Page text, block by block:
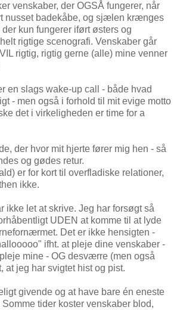
venskaber, der OGSÅ fungerer, når
nusset badekåbe, og sjælen krænges
kun fungerer iført østers og
rigtige scenografi. Venskaber går
rigtig, rigtig gerne (alle) mine venner
en slags wake-up call - både hvad
- men også i forhold til mit evige motto
det i virkeligheden er time for a
der hvor mit hjerte fører mig hen - så
og gødes retur.
er for kort til overfladiske relationer,
ikke.
ikke let at skrive. Jeg har forsøgt så
UDEN at komme til at lyde
Det er ikke hensigten -
ifht. at pleje dine venskaber -
mine - OG desværre (men også
at jeg har svigtet hist og pist.
givende og at have bare én eneste
tider koster venskaber blod,